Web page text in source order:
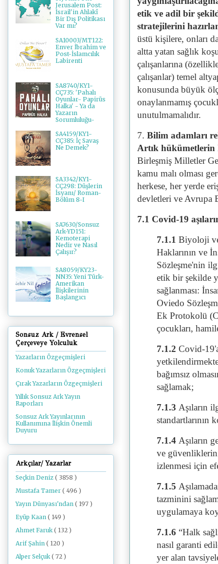
etik ve adil bir
stratejilerini
üstü kişilere, onları
altta yatan sağlık
çalışanlarına
çalışanlar) temel
konusunda büyük
onaylanmamış
unutulmamalıdır.
7. Bilim adamları
Artık hükümetlerin
Birleşmiş Milletler
kamu malı olması
herkese, her yerde
devletleri ve Avrupa
7.1 Covid-19
7.1.1 Biyoloji
Haklarının ve
Sözleşme'nin
etik bir şekilde
sağlanması:
Oviedo
Ek Protokolü
çocukları,
7.1.2 Covid-
bağımsız
sağlamak;
7.1.3 Aşıların
standartlarının
7.1.4 Aşıların
ve
izlenmesi için
7.1.5
tazminini
uygulamaya
7.1.6 “Halk
nasıl garanti
yer alan
Jerusalem Post:
İsrail'in Ahlakî
Bir Dış Politikası
Var mı?
SA10003/MT122:
Enver İbrahim ve
Post-İslamcılık
Labirenti
SA8740/KY1-
CÇ735: 'Pahalı
Oyunlar- Papirüs
Halka' - Ya da
Yazarın
Sorumluluğu-
SA4159/KY1-
CÇ385: İç Savaş
Ne Demek?
SA3342/KY1-
CÇ298: Düşlerin
İsyanı/ Roman-
Bölüm 8-I
SA7630/Sonsuz
Ark-YD151:
Kemoterapi
Nedir ve Nasıl
Çalışır?
SA8059/KY23-
NN35: Yeni Türk-
Amerikan
İlişkilerinin
Başlangıcı
Sonsuz Ark / Evrensel
Çerçeveye Yolculuk
Yazarların Özgeçmişleri
Konuk Yazarların Özgeçmişleri
Çırak Yazarların Özgeçmişleri
Yıllık Sonsuz Ark Yayın
Raporları
Sonsuz Ark Yayınlarının
Kullanımına İlişkin Önemli
Duyuru
Arkçılar/ Yazarlar
Seçkin Deniz ( 3858 )
Mustafa Tamer ( 496 )
Yayın Dünyası'ndan ( 197 )
Eyüp Kaan ( 149 )
Ahmet Faruk ( 132 )
Arif Şahin ( 120 )
Alper Selçuk ( 72 )